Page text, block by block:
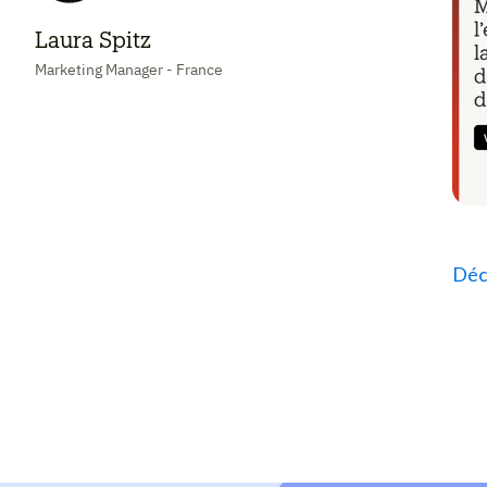
Laura Spitz
Marketing Manager - France